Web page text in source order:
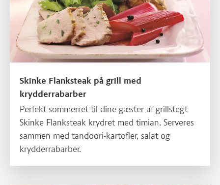
Skinke Flanksteak på grill med
krydderrabarber
Perfekt sommerret til dine gæster af grillstegt
Skinke Flanksteak krydret med timian. Serveres
sammen med tandoori-kartofler, salat og
krydderrabarber.